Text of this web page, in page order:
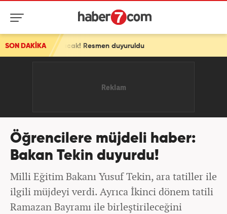
SON DAKİKAResmen duyuruldu
Öğrencilere müjdeli haber:
Bakan Tekin duyurdu!
Milli Eğitim Bakanı Yusuf Tekin, ara tatiller ile
ilgili müjdeyi verdi. Ayrıca İkinci dönem tatili
Ramazan Bayramı ile birleştirileceğini